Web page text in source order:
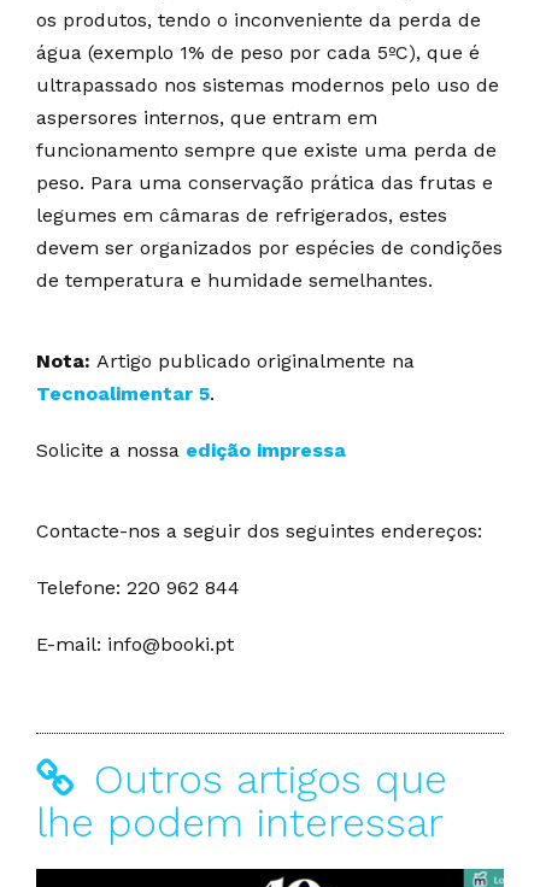
os produtos, tendo o inconveniente da perda de
água (exemplo 1% de peso por cada 5ºC), que é
ultrapassado nos sistemas modernos pelo uso de
aspersores internos, que entram em
funcionamento sempre que existe uma perda de
peso. Para uma conservação prática das frutas e
legumes em câmaras de refrigerados, estes
devem ser organizados por espécies de condições
de temperatura e humidade semelhantes.
Nota: Artigo publicado originalmente na
Tecnoalimentar 5.
Solicite a nossa edição impressa
Contacte-nos a seguir dos seguintes endereços:
Telefone: 220 962 844
E-mail: info@booki.pt
Outros artigos que
lhe podem interessar